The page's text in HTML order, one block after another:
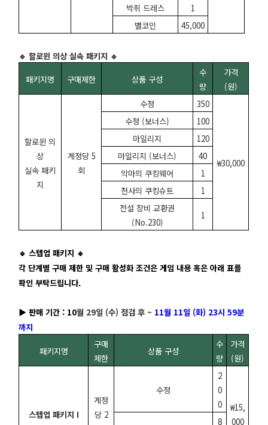
박쥐 드레스
1
별코인
45,000
🔹 할로윈 의상 실속 패키지 🔹
패키지명 구매제한 상품 구성
수
량
가격
(원)
할로윈 의
상
실속 패키
지
계정당 5
회
수정 350
₩30,000
수정 (보너스)
100
마일리지
120
마일리지 (보너스)
40
악마의 쿠킹웨어
1
천사의 쿠킹슈트
1
전설 장비 교환권
(No.230)
1
🔹 스텝업 패키지 🔹
각 단계별 구매 제한 및 구매 활성화 조건은 게임 내용 혹은 아래 표를
확인 부탁드립니다.
▶판매 기간 : 10월 29일 (수) 점검 후 ~ 11월 11일 (화) 23시 59분
까지
패키지명
구매
제한
상품 구성
수
량
가격
(원)
스텝업 패키지 I
계정
당 2
수정
2
0
0
₩15,
000
8